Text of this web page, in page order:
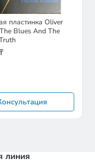
пластинка Oliver
Blues And The
линия